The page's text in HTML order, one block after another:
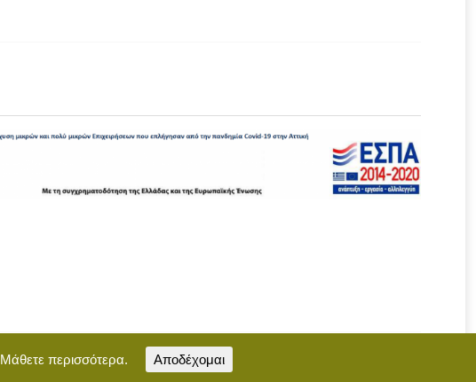
Μάθετε περισσότερα. Αποδέχομαι